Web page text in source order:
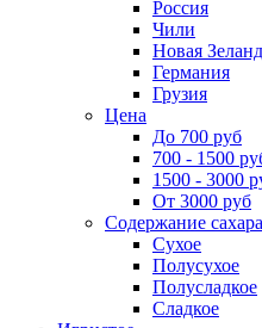
Россия
Чили
Новая
Германия
Грузия
Цена
До 700 руб
700 - 1500
1500 - 3000
От 3000 руб
Содержание сахара
Сухое
Полусухое
Полусладкое
Сладкое